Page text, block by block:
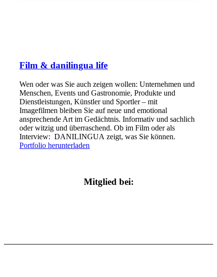
Film & danilingua life
Wen oder was Sie auch zeigen wollen: Unternehmen und
Menschen, Events und Gastronomie, Produkte und
Dienstleistungen, Künstler und Sportler – mit
Imagefilmen bleiben Sie auf neue und emotional
ansprechende Art im Gedächtnis. Informativ und sachlich
oder witzig und überraschend. Ob im Film oder als
Interview: DANILINGUA zeigt, was Sie können.
Portfolio herunterladen
Mitglied bei: